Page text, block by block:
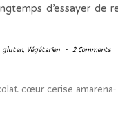
d’essayer de
gluten, Végétarien - 2 Comments